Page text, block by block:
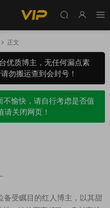
正文
优质博主，无任何漏点素
勿搬运查到会封号！
不愉快，请自行考虑是否值
请关闭网页！
备受瞩目的红人博主，以其甜